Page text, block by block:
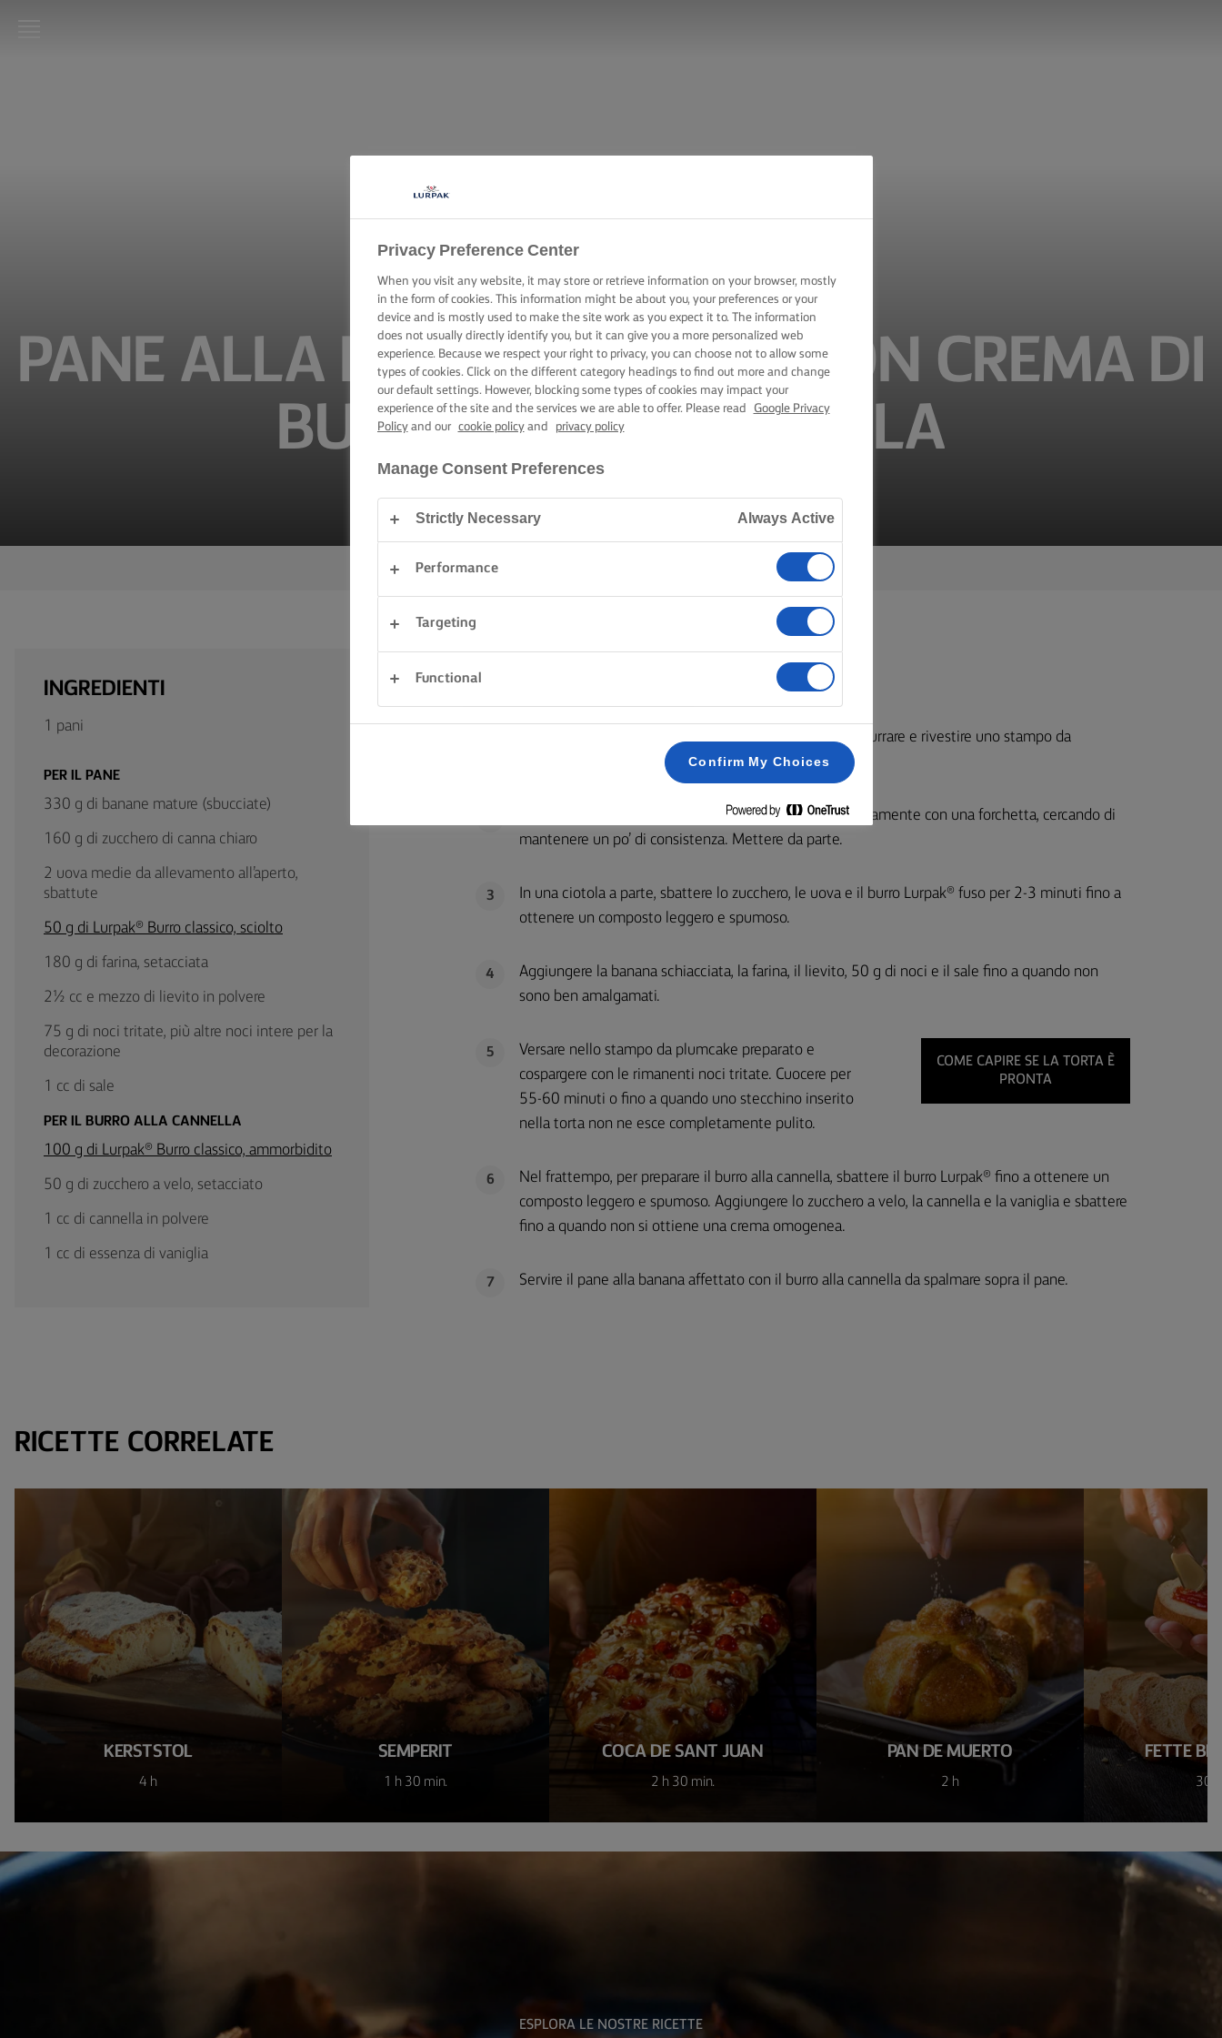
E CONSIGLI
TECNICHE DI
PANE ALLA BANANA E NOCI CON CREMA DI
BURRO ALLA CANNELLA
INGREDIENTI
1 pani
PER IL PANE
330 g di banane mature (sbucciate)
160 g di zucchero di canna chiaro
2 uova medie da allevamento all’aperto,
sbattute
50 g di Lurpak® Burro classico, sciolto
180 g di farina, setacciata
2½ cc e mezzo di lievito in polvere
75 g di noci tritate, più altre noci intere per la
decorazione
1 cc di sale
PER IL BURRO ALLA CANNELLA
100 g di Lurpak® Burro classico, ammorbidito
50 g di zucchero a velo, setacciato
1 cc di cannella in polvere
1 cc di essenza di vaniglia
Preriscaldare il forno a 180°C/160°C se ventilato e imburrare e rivestire uno stampo da
In una ciotola capiente, schiacciare le banane grossolanamente con una forchetta, cercando di
mantenere un po’ di consistenza. Mettere da parte.
3
In una ciotola a parte, sbattere lo zucchero, le uova e il burro Lurpak® fuso per 2-3 minuti fino a
ottenere un composto leggero e spumoso.
4
Aggiungere la banana schiacciata, la farina, il lievito, 50 g di noci e il sale fino a quando non
sono ben amalgamati.
5
Versare nello stampo da plumcake preparato e
cospargere con le rimanenti noci tritate. Cuocere per
55-60 minuti o fino a quando uno stecchino inserito
nella torta non ne esce completamente pulito.
COME CAPIRE SE LA TORTA È
PRONTA
6
Nel frattempo, per preparare il burro alla cannella, sbattere il ​​burro Lurpak® fino a ottenere un
composto leggero e spumoso. Aggiungere lo zucchero a velo, la cannella e la vaniglia e sbattere
fino a quando non si ottiene una crema omogenea.
7 Servire il pane alla banana affettato con il burro alla cannella da spalmare sopra il pane.
RICETTE CORRELATE
KERSTSTOL
4 h
SEMPERIT
1 h 30 min.
COCA DE SANT JUAN
2 h 30 min.
PAN DE MUERTO
2 h
FETTE
30
ESPLORA LE NOSTRE RICETTE
Privacy Preference Center
When you visit any website, it may store or retrieve information on your browser, mostly
in the form of cookies. This information might be about you, your preferences or your
device and is mostly used to make the site work as you expect it to. The information
does not usually directly identify you, but it can give you a more personalized web
experience. Because we respect your right to privacy, you can choose not to allow some
types of cookies. Click on the different category headings to find out more and change
our default settings. However, blocking some types of cookies may impact your
experience of the site and the services we are able to offer. Please read
Google Privacy
Policyand our cookie policyand privacy policy
Manage Consent Preferences
Strictly Necessary Always Active
Performance
Targeting
Functional
Confirm My Choices